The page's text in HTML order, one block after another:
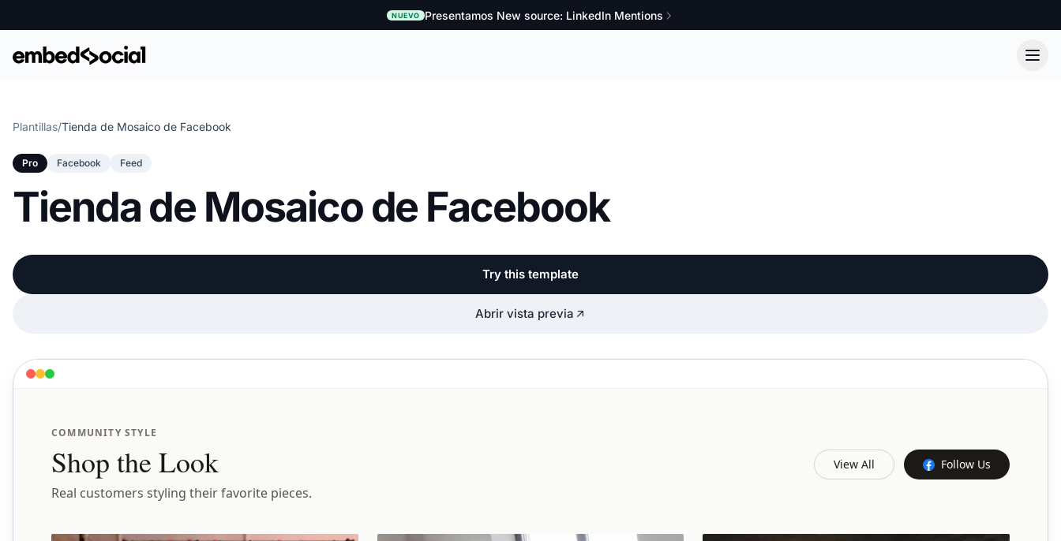
NUEVO Presentamos New source: LinkedIn Mentions
Plantillas/Tienda de Mosaico de Facebook
Pro Facebook Feed
Tienda de Mosaico de Facebook
Try this template
Abrir vista previa